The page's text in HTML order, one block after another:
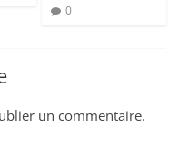
0
un commentaire.